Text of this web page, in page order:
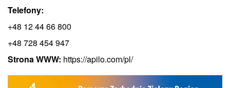
Telefony:
+48 12 44 66 800
+48 728 454 947
Strona WWW: https://apilo.com/pl/